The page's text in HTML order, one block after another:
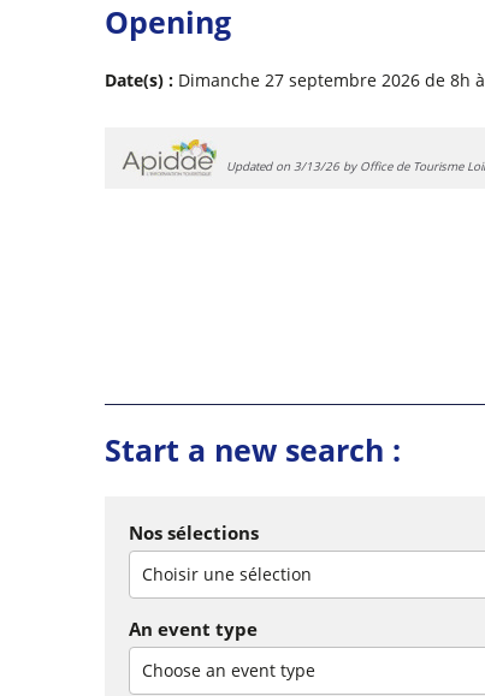
Opening
Date(s) : Dimanche 27 septembre 2026 de 8h
Updated on 3/13/26 by Office de Tourisme
Start a new search :
Nos sélections
Choisir une sélection
An event type
Choose an event type